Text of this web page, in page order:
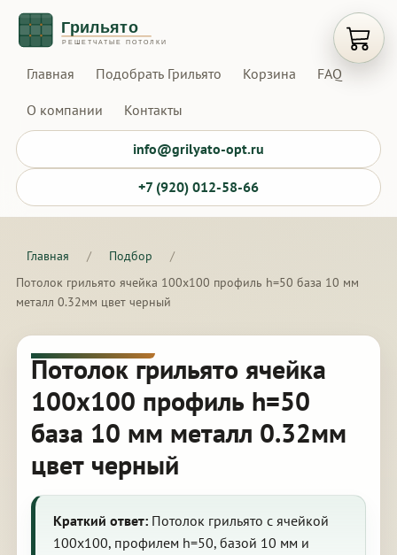
Главная Подобрать Грильято Корзина FAQ
О компании Контакты
info@grilyato-opt.ru
+7 (920) 012-58-66
Главная / Подбор
/
Потолок грильято ячейка 100х100 профиль h=50 база 10 мм
металл 0.32мм цвет черный
Потолок грильято ячейка
100х100 профиль h=50
база 10 мм металл 0.32мм
цвет черный
Краткий ответ:Потолок грильято с ячейкой
100х100, профилем h=50, базой 10 мм и